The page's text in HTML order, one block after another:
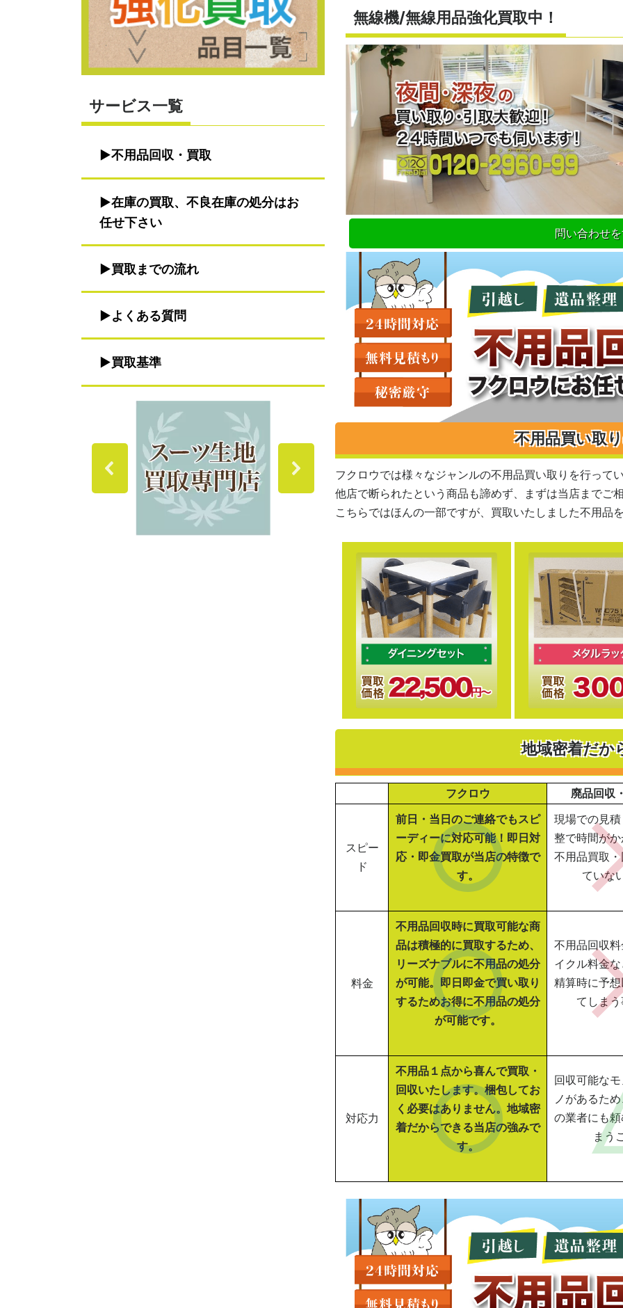
サービス一覧
不用品回収・買取
在庫の買取、不良在庫の処分はお
任せ下さい
買取までの流れ
よくある質問
買取基準
無線機/無線用品強化買取中！
問い合わせ
不用品買い取
フクロウでは様々なジャンルの不用品買い取りを行って
他店で断られたという商品も諦めず、まずは当店までご
こちらではほんの一部ですが、買取いたしました不用品
地域密着だか
フクロウ 廃品回収
スピー
ド
前日・当日のご連絡でもスピ
ーディーに対応可能！即日対
応・即金買取が当店の特徴で
す。
現場での見
整で時間が
不用品買取
ていな
料金
不用品回収時に買取可能な商
品は積極的に買取するため、
リーズナブルに不用品の処分
が可能。即日即金で買い取り
するためお得に不用品の処分
が可能です。
不用品回収
イクル料金
精算時に予
てしま
対応力
不用品１点から喜んで買取・
回収いたします。梱包してお
く必要はありません。地域密
着だからできる当店の強みで
す。
回収可能な
ノがあるた
の業者にも
まう